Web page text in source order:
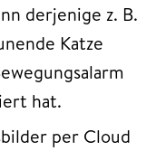
derjenige z. B.
Katze
hat.
per Cloud